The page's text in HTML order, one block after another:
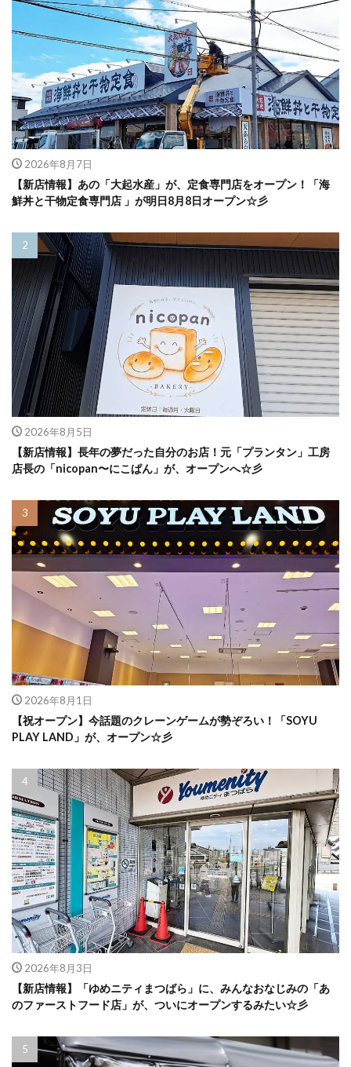
2026年8月7日
【新店情報】あの「大起水産」が、定食専門店をオープン！「海
鮮丼と干物定食専門店 」が明日8月8日オープン☆彡
2026年8月5日
【新店情報】長年の夢だった自分のお店！元「プランタン」工房
店長の「nicopan〜にこぱん」が、オープンへ☆彡
2026年8月1日
【祝オープン】今話題のクレーンゲームが勢ぞろい！「SOYU
PLAY LAND」が、オープン☆彡
2026年8月3日
【新店情報】「ゆめニティまつばら」に、みんなおなじみの「あ
のファーストフード店」が、ついにオープンするみたい☆彡